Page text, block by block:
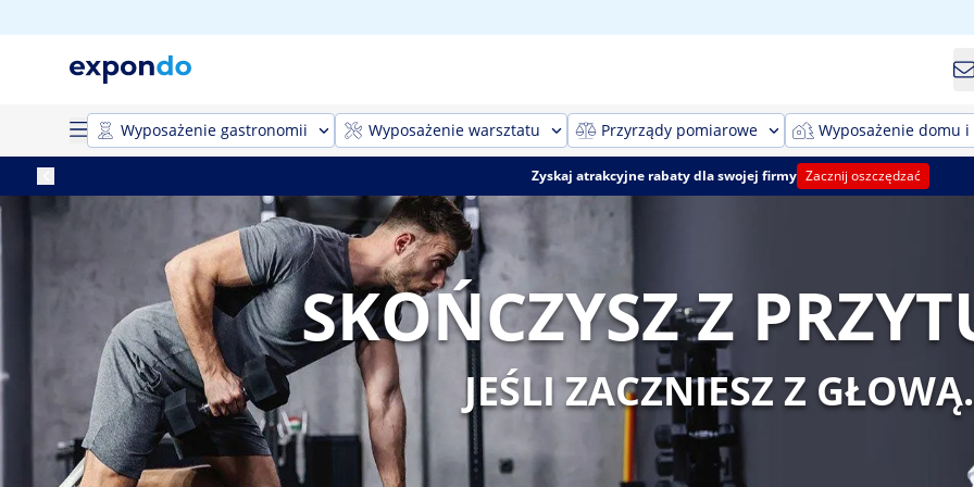
Wyposażenie gastronomii Wyposażenie warsztatu Przyrządy pomiarowe Wyposażenie domu
Zyskaj atrakcyjne rabaty dla swojej firmy Zacznij oszczędzać
SKOŃCZYSZ Z
JEŚLI ZACZNIESZ Z